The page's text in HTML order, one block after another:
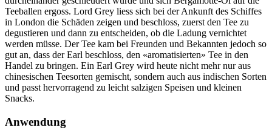
Teeballen ergoss. Lord Grey liess sich bei der Ankunft des Schiffes
in London die Schäden zeigen und beschloss, zuerst den Tee zu
degustieren und dann zu entscheiden, ob die Ladung vernichtet
werden müsse. Der Tee kam bei Freunden und Bekannten jedoch so
gut an, dass der Earl beschloss, den «aromatisierten» Tee in den
Handel zu bringen. Ein Earl Grey wird heute nicht mehr nur aus
chinesischen Teesorten gemischt, sondern auch aus indischen Sorten
und passt hervorragend zu leicht salzigen Speisen und kleinen
Snacks.
Anwendung